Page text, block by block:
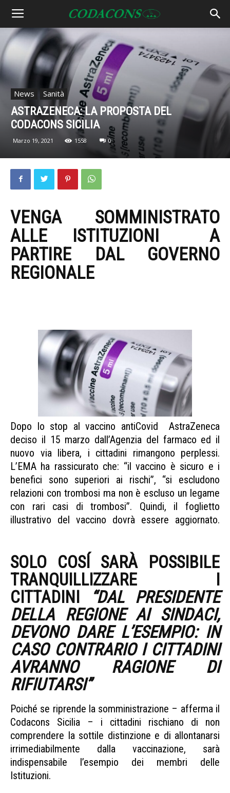
News Sanità
ASTRAZENECA: LA PROPOSTA DEL
CODACONS SICILIA
Marzo 19, 2021 1558 0
VENGA SOMMINISTRATO
ALLE ISTITUZIONI A
PARTIRE DAL GOVERNO
REGIONALE
Dopo lo stop al vaccino antiCovid AstraZeneca
deciso il 15 marzo dall’Agenzia del farmaco ed il
nuovo via libera, i cittadini rimangono perplessi.
L’EMA ha rassicurato che: “il vaccino è sicuro e i
benefici sono superiori ai rischi”, “si escludono
relazioni con trombosi ma non è escluso un legame
con rari casi di trombosi”. Quindi, il foglietto
illustrativo del vaccino dovrà essere aggiornato.
SOLO COSÍ SARÀ POSSIBILE
TRANQUILLIZZARE I
CITTADINI
“DAL PRESIDENTE
DELLA REGIONE AI SINDACI,
DEVONO DARE L’ESEMPIO: IN
CASO CONTRARIO I CITTADINI
AVRANNO RAGIONE DI
RIFIUTARSI”
Poiché se riprende la somministrazione – afferma il
Codacons Sicilia – i cittadini rischiano di non
comprendere la sottile distinzione e di allontanarsi
irrimediabilmente dalla vaccinazione, sarà
indispensabile l’esempio dei membri delle
Istituzioni.